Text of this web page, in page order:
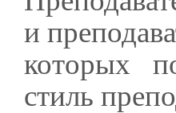
и
которых
стиль